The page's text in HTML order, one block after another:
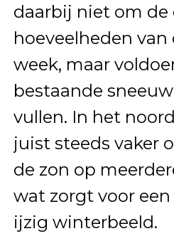
daarbij niet om de
hoeveelheden
week, maar
bestaande
vullen. In het
juist steeds vaker
de zon op
wat zorgt voor
ijzig winterbeeld.